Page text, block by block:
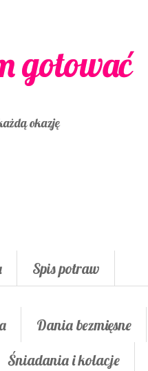
gotować
okazję
Spis potraw
Dania bezmięsne
Śniadania i kolacje